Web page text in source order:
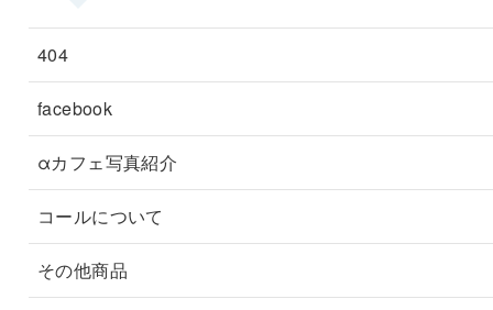
404
facebook
αカフェ写真紹介
コールについて
その他商品